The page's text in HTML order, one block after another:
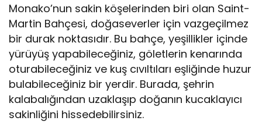
Monako’nun sakin köşelerinden biri olan Saint-
Martin Bahçesi, doğaseverler için vazgeçilmez
bir durak noktasıdır. Bu bahçe, yeşillikler içinde
yürüyüş yapabileceğiniz, göletlerin kenarında
oturabileceğiniz ve kuş cıvıltıları eşliğinde huzur
bulabileceğiniz bir yerdir. Burada, şehrin
kalabalığından uzaklaşıp doğanın kucaklayıcı
sakinliğini hissedebilirsiniz.